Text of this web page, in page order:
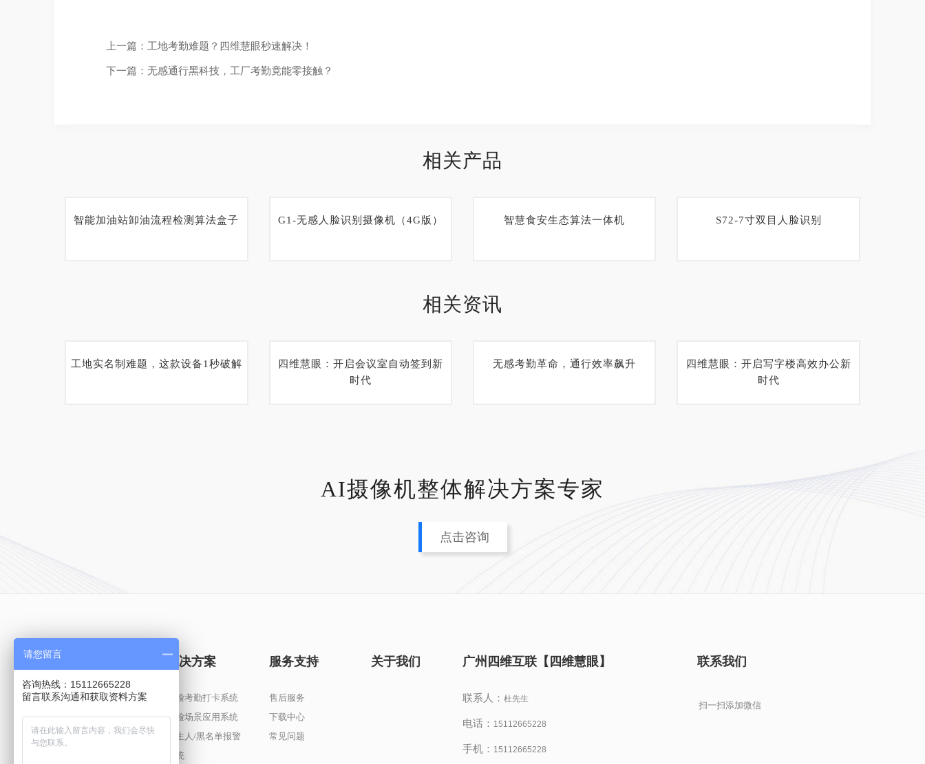
上一篇：工地考勤难题？四维慧眼秒速解决！
下一篇：无感通行黑科技，工厂考勤竟能零接触？
相关产品
智能加油站卸油流程检测算法盒子 G1-无感人脸识别摄像机（4G版） 智慧食安生态算法一体机 S72-7寸双目人脸识别
相关资讯
工地实名制难题，这款设备1秒破解
四维慧眼：开启会议室自动签到新
时代
无感考勤革命，通行效率飙升
四维慧眼：开启写字楼高效办公新
时代
AI摄像机整体解决方案专家
点击咨询
AI摄像机
算法盒子
解决方案
人脸考勤打卡系统
人脸场景应用系统
陌生人/黑名单报警
系统
服务支持
售后服务
下载中心
常见问题
关于我们 广州四维互联【四维慧眼】
联系人： 杜先生
电话： 15112665228
手机： 15112665228
联系我们
扫一扫添加微信
请您留言
咨询热线：15112665228
留言联系沟通和获取资料方案